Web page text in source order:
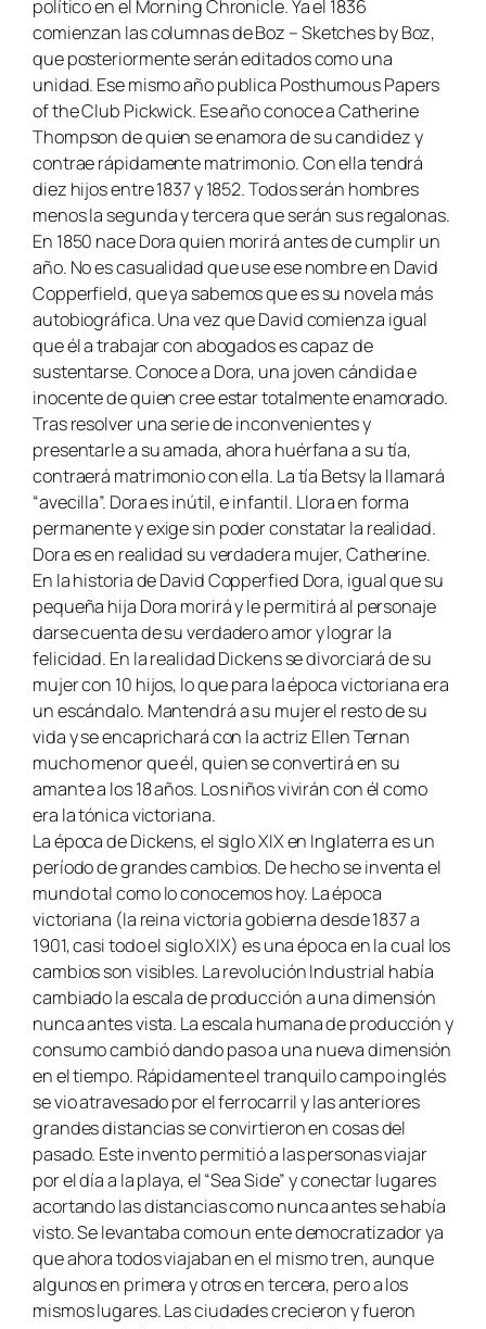
político en el Morning Chronicle.Ya el 1836
comienzan las columnas de Boz –Sketches by Boz,
que posteriormente serán editados como una
unidad. Ese mismo año publica Posthumous Papers
of the Club Pickwick. Ese año conoce a Catherine
Thompson de quien se enamora de su candidez y
contrae rápidamente matrimonio. Con ella tendrá
diez hijos entre 1837 y 1852. Todos serán hombres
menos la segunda y tercera que serán sus regalonas.
En 1850 nace Dora quien morirá antes de cumplir un
año. No es casualidad que use ese nombre en David
Copperfield, que ya sabemos que es su novela más
autobiográfica. Una vez que David comienza igual
que él a trabajar con abogados es capaz de
sustentarse. Conoce a Dora, una joven cándida e
inocente de quien cree estar totalmente enamorado.
Tras resolver una serie de inconvenientes y
presentarle a su amada, ahora huérfana a su tía,
contraerá matrimonio con ella. La tía Betsy la llamará
“avecilla”. Dora es inútil, e infantil. Llora en forma
permanente y exige sin poder constatar la realidad.
Dora es en realidad su verdadera mujer, Catherine.
En la historia deDavid Copperfied Dora, igual que su
pequeña hija Dora morirá y le permitirá al personaje
darse cuenta de su verdadero amor y lograr la
felicidad. En la realidad Dickens se divorciará de su
mujer con 10 hijos, lo que para la época victoriana era
un escándalo. Mantendrá a su mujer el resto de su
vida y se encaprichará con la actriz Ellen Ternan
mucho menor que él, quien se convertirá en su
amante a los 18 años. Los niños vivirán con él como
era la tónica victoriana.
La época de Dickens, el siglo XIX en Inglaterra es un
período de grandes cambios. De hecho se inventa el
mundo tal como lo conocemos hoy. La época
victoriana (la reina victoria gobierna desde 1837 a
1901, casi todo el siglo XIX) es una época en la cual los
cambios son visibles. La revolución Industrial había
cambiado la escala de producción a una dimensión
nunca antes vista. La escala humana de producción y
consumo cambió dando paso a una nueva dimensión
en el tiempo. Rápidamente el tranquilo campo inglés
se vio atravesado por el ferrocarril y las anteriores
grandes distancias se convirtieron en cosas del
pasado. Este invento permitió a las personas viajar
por el día a la playa, el “Sea Side” y conectar lugares
acortando las distancias como nunca antes se había
visto. Se levantaba como un ente democratizador ya
que ahora todos viajaban en el mismo tren, aunque
algunos en primera y otros en tercera, pero a los
mismos lugares. Las ciudades crecieron y fueron